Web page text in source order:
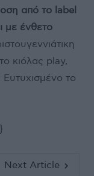
από το label
με ένθετο
κιόλας play,
το
Next Article